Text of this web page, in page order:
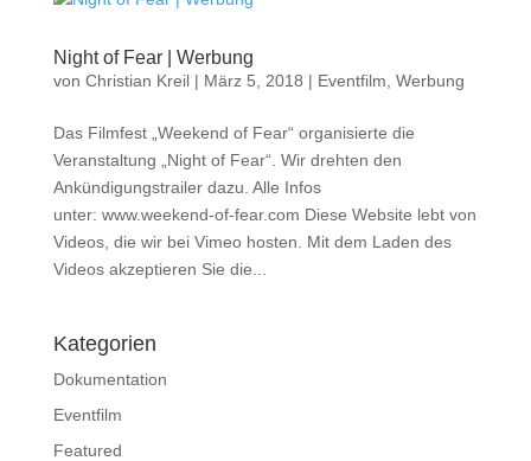
Night of Fear | Werbung
von Christian Kreil| März 5, 2018 | Eventfilm Werbung
Das Filmfest „Weekend of Fear“ organisierte die
Veranstaltung „Night of Fear“. Wir drehten den
Ankündigungstrailer dazu. Alle Infos
unter: www.weekend-of-fear.com Diese Website lebt von
Videos, die wir bei Vimeo hosten. Mit dem Laden des
Videos akzeptieren Sie die...
Kategorien
Dokumentation
Eventfilm
Featured